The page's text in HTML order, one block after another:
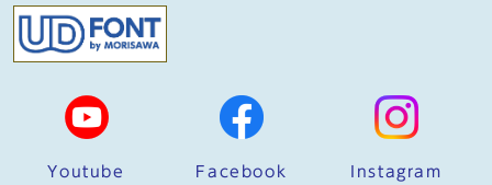
Youtube Facebook Instagram